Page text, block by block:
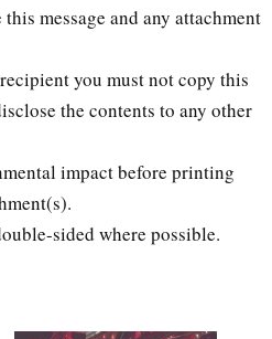
message and any attachment
you must not copy this
the contents to any other
impact before printing
sided where possible.